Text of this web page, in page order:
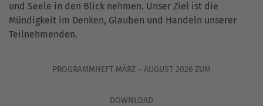
und Seele in den Blick nehmen. Unser Ziel ist die
Mündigkeit im Denken, Glauben und Handeln unserer
Teilnehmenden.
PROGRAMMHEFT MÄRZ - AUGUST 2026 ZUM
DOWNLOAD